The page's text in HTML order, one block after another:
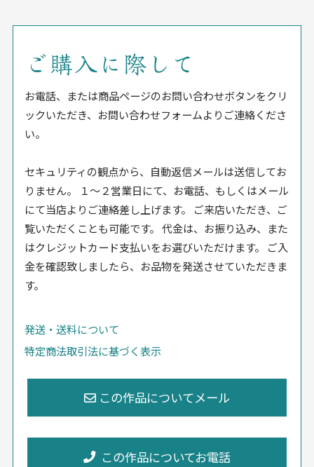
ご購入に際して
お電話、または商品ページのお問い合わせボタンをクリ
ックいただき、お問い合わせフォームよりご連絡くださ
い。
セキュリティの観点から、自動返信メールは送信してお
りません。 １〜２営業日にて、お電話、もしくはメール
にて当店よりご連絡差し上げます。 ご来店いただき、ご
覧いただくことも可能です。 代金は、お振り込み、また
はクレジットカード支払いをお選びいただけます。 ご入
金を確認致しましたら、お品物を発送させていただきま
す。
発送・送料について
特定商法取引法に基づく表示
この作品についてお電話